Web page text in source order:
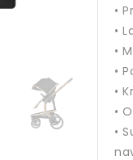
•
•
•
•
•
•
•